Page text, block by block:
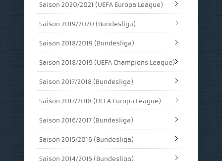
Saison 2020/2021 (UEFA Europa League)
Saison 2019/2020 (Bundesliga)
Saison 2018/2019 (Bundesliga)
Saison 2018/2019 (UEFA Champions League)
Saison 2017/2018 (Bundesliga)
Saison 2017/2018 (UEFA Europa League)
Saison 2016/2017 (Bundesliga)
Saison 2015/2016 (Bundesliga)
Saison 2014/2015 (Bundesliga)